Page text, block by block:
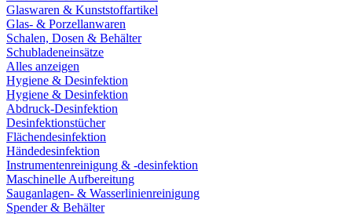
Glaswaren & Kunststoffartikel
Glas- & Porzellanwaren
Schalen, Dosen & Behälter
Schubladeneinsätze
Alles anzeigen
Hygiene & Desinfektion
Hygiene & Desinfektion
Abdruck-Desinfektion
Desinfektionstücher
Flächendesinfektion
Händedesinfektion
Instrumentenreinigung & -desinfektion
Maschinelle Aufbereitung
Sauganlagen- & Wasserlinienreinigung
Spender & Behälter